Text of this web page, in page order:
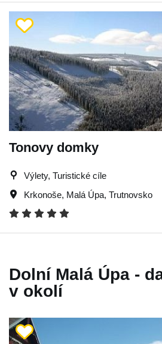
Tonovy domky
Výlety, Turistické cíle
Krkonoše, Malá Úpa, Trutnovsko
Dolní Malá Úpa -
v okolí